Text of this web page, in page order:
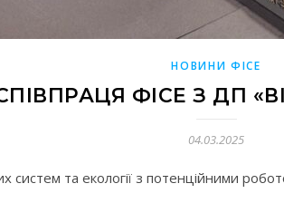
НОВИНИ ФІСЕ
ФІСЕ З ДП
04.03.2025
систем та екології з потенційними